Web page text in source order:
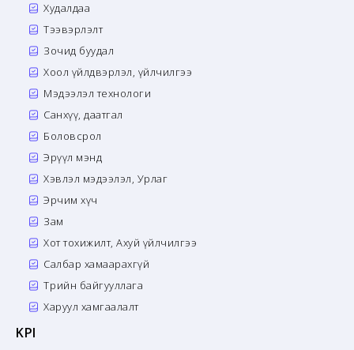
Худалдаа
Тээвэрлэлт
Зочид буудал
Хоол үйлдвэрлэл, үйлчилгээ
Мэдээлэл технологи
Санхүү, даатгал
Боловсрол
Эрүүл мэнд
Хэвлэл мэдээлэл, Урлаг
Эрчим хүч
Зам
Хот тохижилт, Ахуй үйлчилгээ
Салбар хамаарахгүй
Төрийн байгууллага
Харуул хамгаалалт
KPI